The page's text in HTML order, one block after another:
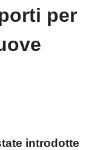
per
introdotte